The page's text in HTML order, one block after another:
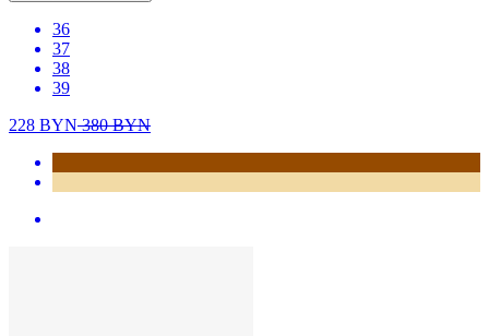
36
37
38
39
228 BYN380BYN